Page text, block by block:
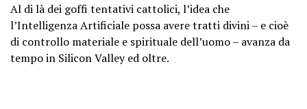
Al di là dei goffi tentativi cattolici, l’idea che
l’Intelligenza Artificiale possa avere tratti divini – e cioè
di controllo materiale e spirituale dell’uomo – avanza da
tempo in Silicon Valley ed oltre.